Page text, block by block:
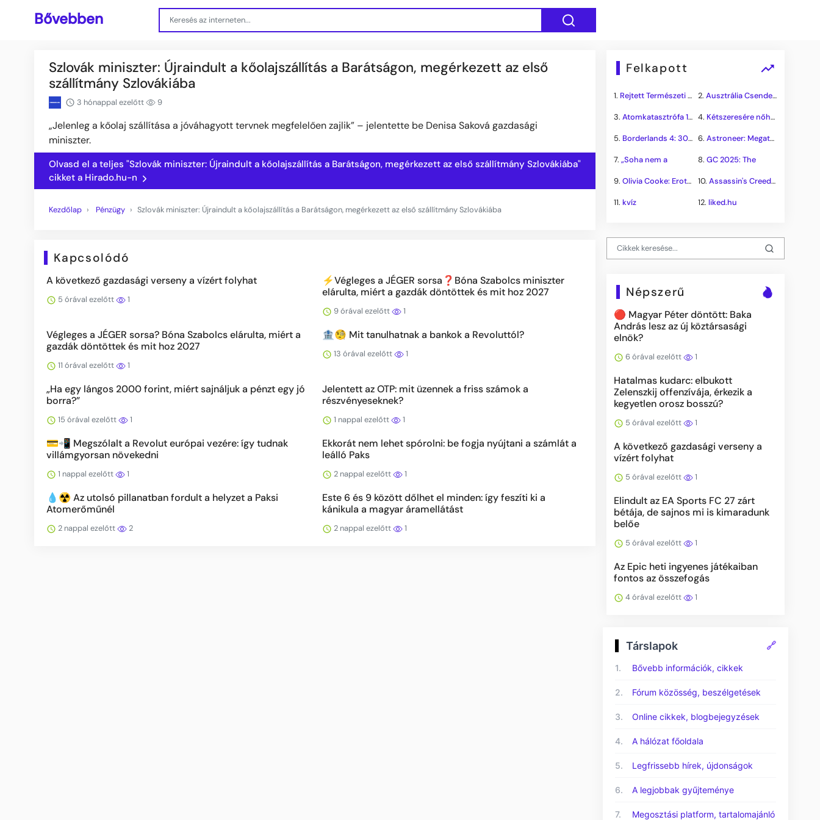
Bővebben
Szlovák miniszter: Újraindult a kőolajszállítás a Barátságon, megérkezett az első
szállítmány Szlovákiába
3 hónappal ezelőtt 9
„Jelenleg a kőolaj szállítása a jóváhagyott tervnek megfelelően zajlik” – jelentette be Denisa Saková gazdasági
miniszter.
Olvasd el a teljes "Szlovák miniszter: Újraindult a kőolajszállítás a Barátságon, megérkezett az első szállítmány Szlovákiába"
cikket a Hirado.hu-n
Kezdőlap Pénzügy Szlovák miniszter: Újraindult a kőolajszállítás a Barátságon, megérkezett az első szállítmány Szlovákiába
Kapcsolódó
A következő gazdasági verseny a vízért folyhat
5 órával ezelőtt 1
⚡️Végleges a JÉGER sorsa❓Bóna Szabolcs miniszter
elárulta, miért a gazdák döntöttek és mit hoz 2027
9 órával ezelőtt 1
Végleges a JÉGER sorsa? Bóna Szabolcs elárulta, miért a
gazdák döntöttek és mit hoz 2027
11 órával ezelőtt 1
🏦🧐 Mit tanulhatnak a bankok a Revoluttól?
13 órával ezelőtt 1
„Ha egy lángos 2000 forint, miért sajnáljuk a pénzt egy jó
borra?”
15 órával ezelőtt 1
Jelentett az OTP: mit üzennek a friss számok a
részvényeseknek?
1 nappal ezelőtt 1
💳📲 Megszólalt a Revolut európai vezére: így tudnak
villámgyorsan növekedni
1 nappal ezelőtt 1
Ekkorát nem lehet spórolni: be fogja nyújtani a számlát a
leálló Paks
2 nappal ezelőtt 1
💧☢️ Az utolsó pillanatban fordult a helyzet a Paksi
Atomerőműnél
2 nappal ezelőtt 2
Este 6 és 9 között dőlhet el minden: így feszíti ki a
kánikula a magyar áramellátást
2 nappal ezelőtt 1
Felkapott
1. Rejtett Természeti Csoda 2. Ausztrália Csendes Összeomlása
3.Atomkatasztrófa 1985: A 4. Kétszeresére nőhet a
5. Borderlands 4: 300.000+ 6. Astroneer: Megatech DLC
7.„Soha nem a 8. GC 2025: The
9.Olivia Cooke: Erotikus 10. Assassin's Creed Shadows
11.kvíz 12. liked.hu
Népszerű
🔴 Magyar Péter döntött: Baka
András lesz az új köztársasági
elnök?
6 órával ezelőtt 1
Hatalmas kudarc: elbukott
Zelenszkij offenzívája, érkezik a
kegyetlen orosz bosszú?
5 órával ezelőtt 1
A következő gazdasági verseny a
vízért folyhat
5 órával ezelőtt 1
Elindult az EA Sports FC 27 zárt
bétája, de sajnos mi is kimaradunk
belőe
5 órával ezelőtt 1
Az Epic heti ingyenes játékaiban
fontos az összefogás
4 órával ezelőtt 1
Társlapok 🔗
1. Bővebb információk, cikkek
2. Fórum közösség, beszélgetések
3. Online cikkek, blogbejegyzések
4. A hálózat főoldala
5. Legfrissebb hírek, újdonságok
6. A legjobbak gyűjteménye
7. Megosztási platform, tartalomajánló